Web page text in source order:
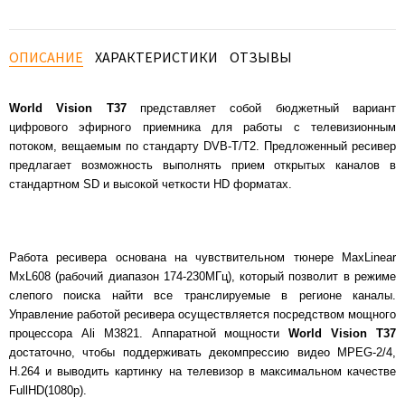
ОПИСАНИЕ ХАРАКТЕРИСТИКИ ОТЗЫВЫ
World Vision T37представляет собой бюджетный вариант
цифрового эфирного приемника для работы с телевизионным
потоком, вещаемым по стандарту DVB-T/T2. Предложенный ресивер
предлагает возможность выполнять прием открытых каналов в
стандартном SD и высокой четкости HD форматах.
Работа ресивера основана на чувствительном тюнере MaxLinear
MxL608 (рабочий диапазон 174-230МГц), который позволит в режиме
слепого поиска найти все транслируемые в регионе каналы.
Управление работой ресивера осуществляется посредством мощного
процессора Ali M3821. Аппаратной мощностиWorld Vision T37
достаточно, чтобы поддерживать декомпрессию видео MPEG-2/4,
H.264 и выводить картинку на телевизор в максимальном качестве
FullHD(1080p).